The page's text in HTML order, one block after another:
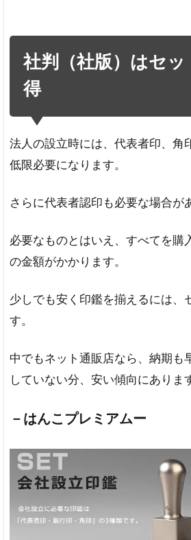
社判（社版）はセッ
得
法人の設立時には、代表者印、角
低限必要になります。
さらに代表者認印も必要な場合が
必要なものとはいえ、すべてを購
の金額がかかります。
少しでも安く印鑑を揃えるには、
す。
中でもネット通販店なら、納期も
していない分、安い傾向にありま
－はんこプレミアムー